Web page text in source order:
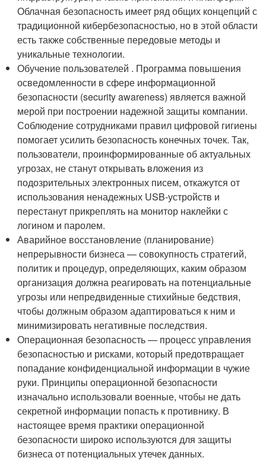
Облачная безопасность имеет ряд общих концепций с
традиционной кибербезопасностью, но в этой области
есть также собственные передовые методы и
уникальные технологии.
Обучение пользователей . Программа повышения
осведомленности в сфере информационной
безопасности (security awareness) является важной
мерой при построении надежной защиты компании.
Соблюдение сотрудниками правил цифровой гигиены
помогает усилить безопасность конечных точек. Так,
пользователи, проинформированные об актуальных
угрозах, не станут открывать вложения из
подозрительных электронных писем, откажутся от
использования ненадежных USB-устройств и
перестанут прикреплять на монитор наклейки с
логином и паролем.
Аварийное восстановление (планирование)
непрерывности бизнеса — совокупность стратегий,
политик и процедур, определяющих, каким образом
организация должна реагировать на потенциальные
угрозы или непредвиденные стихийные бедствия,
чтобы должным образом адаптироваться к ним и
минимизировать негативные последствия.
Операционная безопасность — процесс управления
безопасностью и рисками, который предотвращает
попадание конфиденциальной информации в чужие
руки. Принципы операционной безопасности
изначально использовали военные, чтобы не дать
секретной информации попасть к противнику. В
настоящее время практики операционной
безопасности широко используются для защиты
бизнеса от потенциальных утечек данных.